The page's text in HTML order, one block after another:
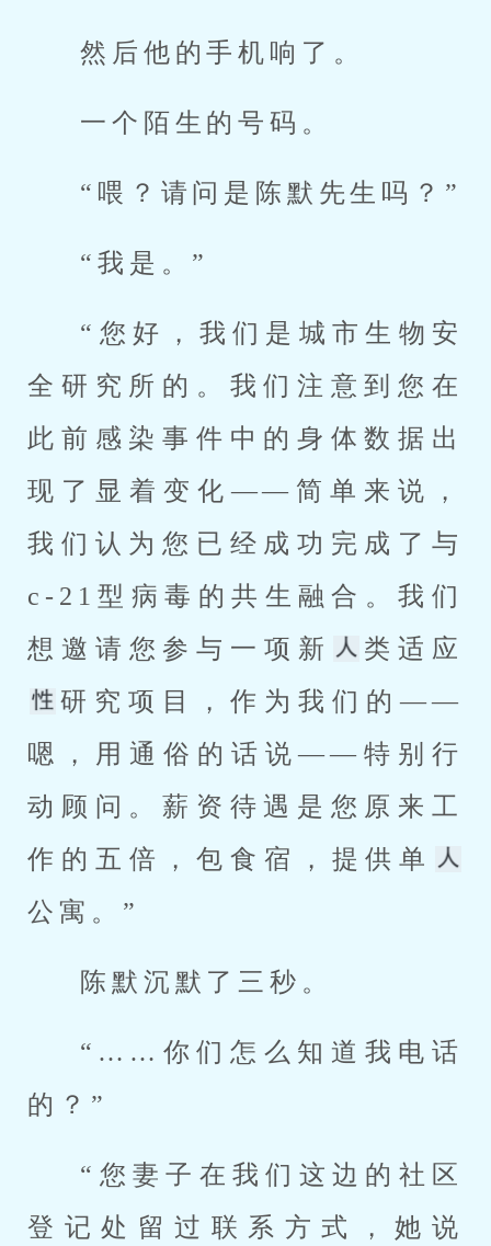
然后他的手机响了。
一个陌生的号码。
“喂？请问是陈默先生吗？”
“我是。”
“您好，我们是城市生物安
全研究所的。我们注意到您在
此前感染事件中的身体数据出
现了显着变化——简单来说，
我们认为您已经成功完成了与
c-21型病毒的共生融合。我们
想邀请您参与一项新
类适应
研究项目，作为我们的——
嗯，用通俗的话说——特别行
动顾问。薪资待遇是您原来工
作的五倍，包食宿，提供单
公寓。”
陈默沉默了三秒。
“……你们怎么知道我电话
的？”
“您妻子在我们这边的社区
登记处留过联系方式，她说